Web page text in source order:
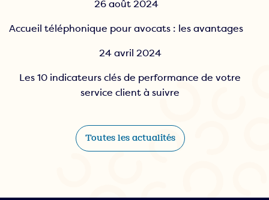
26 août 2024
Accueil téléphonique pour avocats : les avantages
24 avril 2024
Les 10 indicateurs clés de performance de votre
service client à suivre
Toutes les actualités